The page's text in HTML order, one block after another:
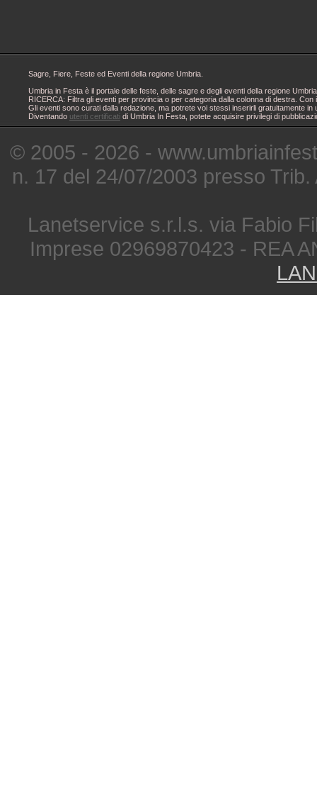
Sagre, Fiere, Feste ed Eventi della regione Umbria.
Umbria in Festa è il portale delle feste, delle sagre e degli eventi della regione
RICERCA: Filtra gli eventi per provincia o per categoria dalla colonna di destra.
Gli eventi sono curati dalla redazione, ma potrete voi stessi inserirli gratuitamente
Diventando utenti certificati di Umbria In Festa, potete acquisire privilegi di
© 2005 - 2026 -
n. 17 del 24/07/2003 presso
Lanetservice s.r.l.s. via Fabio
Imprese 02969870423 - REA